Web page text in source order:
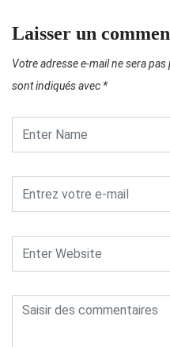
Laisser un
Votre adresse e-mail ne sera pas
sont indiqués avec *